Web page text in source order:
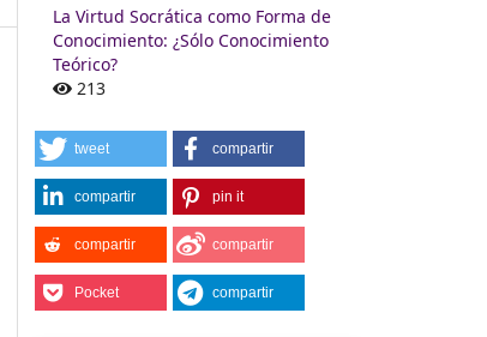
La Virtud Socrática como Forma de
Conocimiento: ¿Sólo Conocimiento
Teórico?
213
tweet compartir
compartir pin it
compartir compartir
Pocket compartir